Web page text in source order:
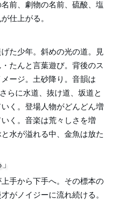
前、劇物の名前、硫酸、塩
仕上がる。
た少年。斜めの光の道。見
たんと言葉遊び。背後のス
ージ。土砂降り。音韻は
らに水道、抜け道、坂道と
く。登場人物がどんどん増
く。音楽は荒々しさを増
水が溢れる中、金魚は放た
手から下手へ。その標本の
がノイジーに流れ続ける。